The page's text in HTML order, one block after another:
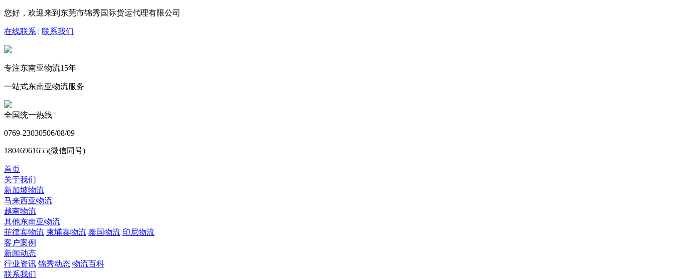
您好，欢迎来到东莞市锦秀国际货运代理有限公司
在线联系 | 联系我们
专注东南亚物流15年
一站式东南亚物流服务
全国统一热线
0769-23030506/08/09
18046961655(微信同号)
首页
关于我们
新加坡物流
马来西亚物流
越南物流
其他东南亚物流
菲律宾物流 柬埔寨物流 泰国物流 印尼物流
客户案例
新闻动态
行业资讯 锦秀动态 物流百科
联系我们